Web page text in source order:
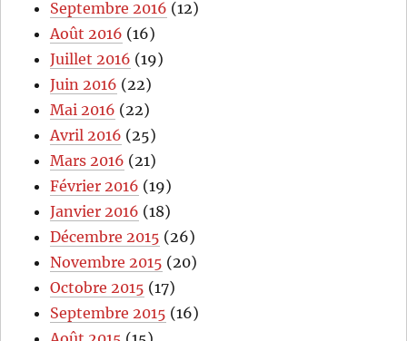
Septembre 2016 (12)
Août 2016 (16)
Juillet 2016 (19)
Juin 2016 (22)
Mai 2016 (22)
Avril 2016 (25)
Mars 2016 (21)
Février 2016 (19)
Janvier 2016 (18)
Décembre 2015 (26)
Novembre 2015 (20)
Octobre 2015 (17)
Septembre 2015 (16)